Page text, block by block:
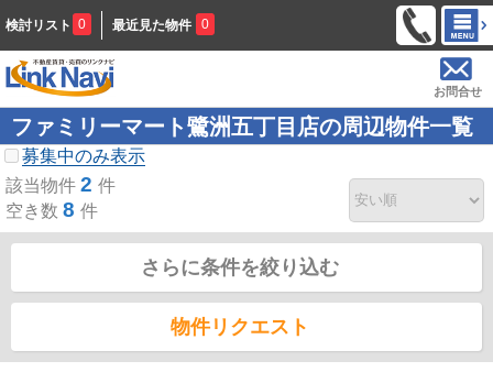
検討リスト 0 最近見た物件 0
お問合せ
ファミリーマート鷺洲五丁目店の周辺物件一覧
募集中のみ表示
該当物件 2 件
空き数 8 件
さらに条件を絞り込む
物件リクエスト